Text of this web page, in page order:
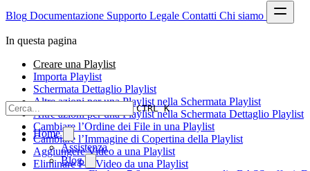
Blog Documentazione Supporto Legale Contatti Chi siamo
CTRL K
Home
Assistenza
Blog
In questa pagina
Creare una Playlist
Importa Playlist
Schermata Dettaglio Playlist
Altre azioni per una Playlist nella Schermata Playlist
Altre azioni per una Playlist nella Schermata Dettaglio Playlist
Cambiare l’Ordine dei File in una Playlist
Cambiare l’Immagine di Copertina della Playlist
Aggiungere Video a una Playlist
Eliminare Più Video da una Playlist